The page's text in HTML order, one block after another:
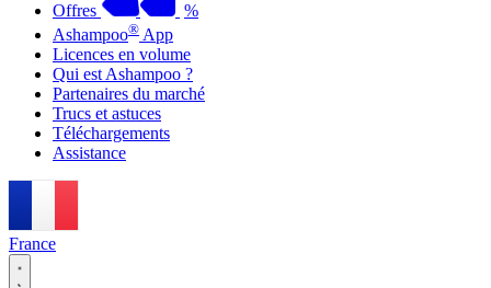
Offres
%
Ashampoo® App
Licences en volume
Qui est Ashampoo ?
Partenaires du marché
Trucs et astuces
Téléchargements
Assistance
France